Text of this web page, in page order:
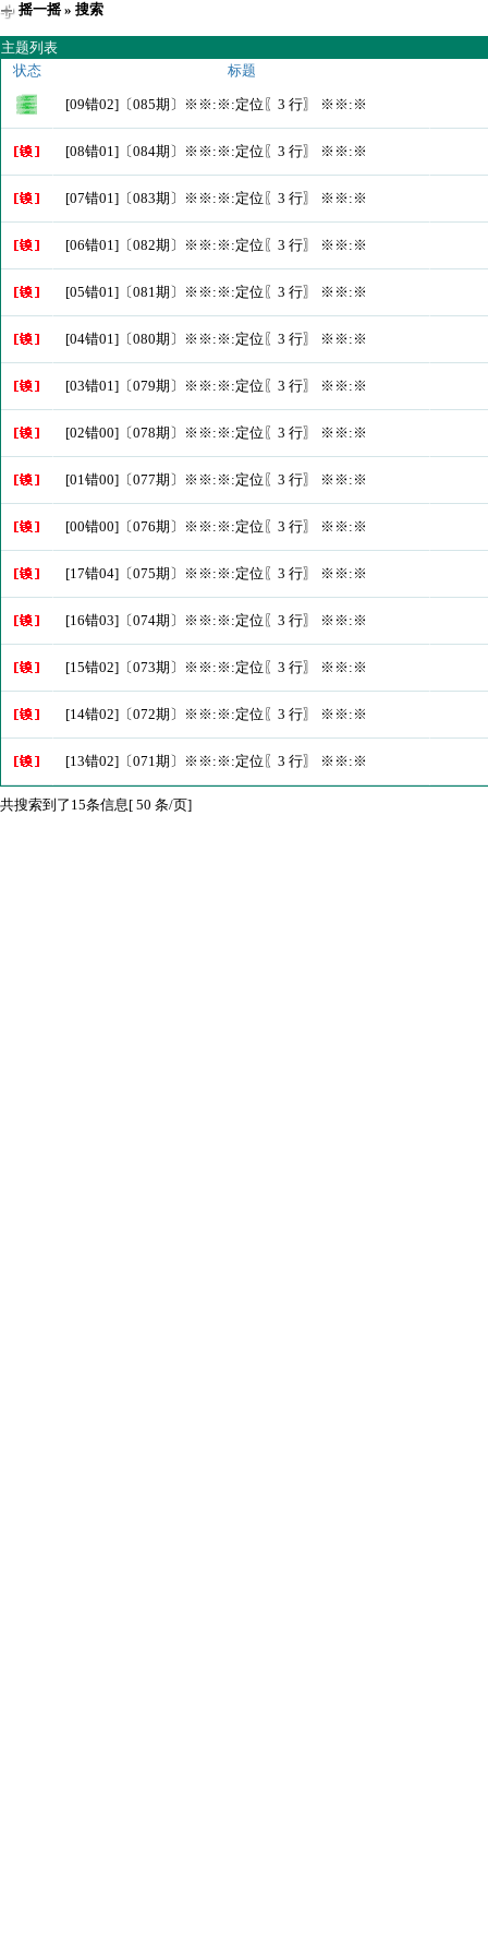
摇一摇» 搜索
主题列表
状态
标题
[09错02]〔085期〕※※:※:定位〖3 行〗 ※※:※
[08错01]〔084期〕※※:※:定位〖3 行〗 ※※:※
[07错01]〔083期〕※※:※:定位〖3 行〗 ※※:※
[06错01]〔082期〕※※:※:定位〖3 行〗 ※※:※
[05错01]〔081期〕※※:※:定位〖3 行〗 ※※:※
[04错01]〔080期〕※※:※:定位〖3 行〗 ※※:※
[03错01]〔079期〕※※:※:定位〖3 行〗 ※※:※
[02错00]〔078期〕※※:※:定位〖3 行〗 ※※:※
[01错00]〔077期〕※※:※:定位〖3 行〗 ※※:※
[00错00]〔076期〕※※:※:定位〖3 行〗 ※※:※
[17错04]〔075期〕※※:※:定位〖3 行〗 ※※:※
[16错03]〔074期〕※※:※:定位〖3 行〗 ※※:※
[15错02]〔073期〕※※:※:定位〖3 行〗 ※※:※
[14错02]〔072期〕※※:※:定位〖3 行〗 ※※:※
[13错02]〔071期〕※※:※:定位〖3 行〗 ※※:※
共搜索到了15条信息[ 50 条/页]